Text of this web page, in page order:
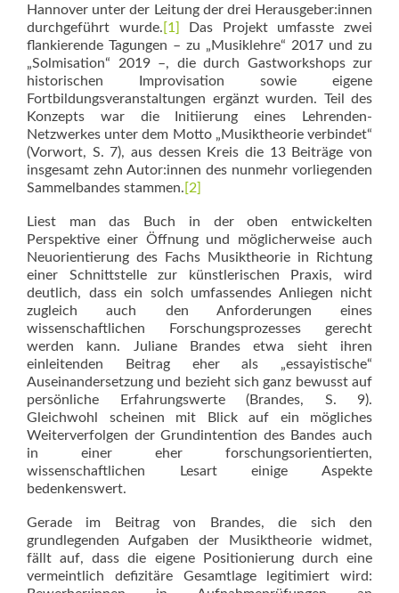
Hannover unter der Leitung der drei Herausgeber:innen
durchgeführt wurde. [1]
Das Projekt umfasste zwei
flankierende Tagungen – zu „Musiklehre“ 2017 und zu
„Solmisation“ 2019 –, die durch Gastworkshops zur
historischen Improvisation sowie eigene
Fortbildungsveranstaltungen ergänzt wurden. Teil des
Konzepts war die Initiierung eines Lehrenden-
Netzwerkes unter dem Motto „Musiktheorie verbindet“
(Vorwort, S. 7), aus dessen Kreis die 13 Beiträge von
insgesamt zehn Autor:innen des nunmehr vorliegenden
Sammelbandes stammen. [2]
Liest man das Buch in der oben entwickelten
Perspektive einer Öffnung und möglicherweise auch
Neuorientierung des Fachs Musiktheorie in Richtung
einer Schnittstelle zur künstlerischen Praxis, wird
deutlich, dass ein solch umfassendes Anliegen nicht
zugleich auch den Anforderungen eines
wissenschaftlichen Forschungsprozesses gerecht
werden kann. Juliane Brandes etwa sieht ihren
einleitenden Beitrag eher als „essayistische“
Auseinandersetzung und bezieht sich ganz bewusst auf
persönliche Erfahrungswerte (Brandes, S. 9).
Gleichwohl scheinen mit Blick auf ein mögliches
Weiterverfolgen der Grundintention des Bandes auch
in einer eher forschungsorientierten,
wissenschaftlichen Lesart einige Aspekte
bedenkenswert.
Gerade im Beitrag von Brandes, die sich den
grundlegenden Aufgaben der Musiktheorie widmet,
fällt auf, dass die eigene Positionierung durch eine
vermeintlich defizitäre Gesamtlage legitimiert wird: